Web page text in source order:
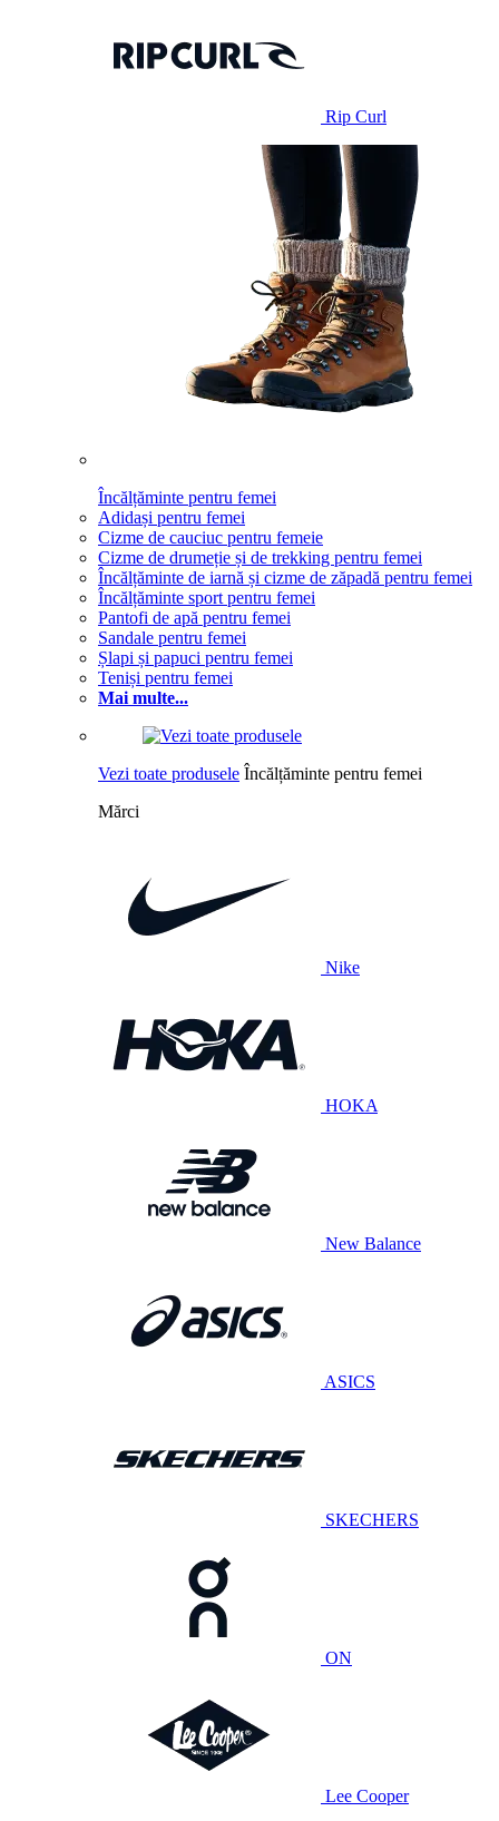
Rip Curl
Încălțăminte pentru femei
Adidași pentru femei
Cizme de cauciuc pentru femeie
Cizme de drumeție și de trekking pentru femei
Încălțăminte de iarnă și cizme de zăpadă pentru femei
Încălțăminte sport pentru femei
Pantofi de apă pentru femei
Sandale pentru femei
Șlapi și papuci pentru femei
Teniși pentru femei
Mai multe...
Vezi toate produsele Încălțăminte pentru femei
Mărci
Nike
HOKA
New Balance
ASICS
SKECHERS
ON
Lee Cooper